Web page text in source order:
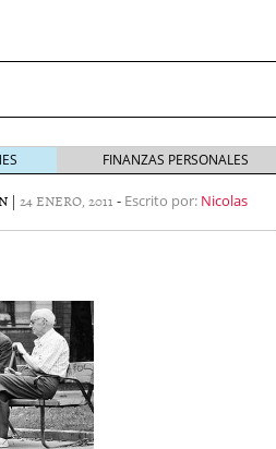
Préstamo Promotor privado
2025
opción para gestionar tus
FINANZAS PERSONALES
| 24 ENERO, 2011 - Escrito por: Nicolas